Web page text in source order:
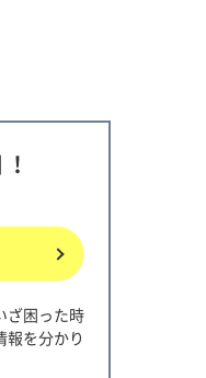
ざ困った時
報を分かり